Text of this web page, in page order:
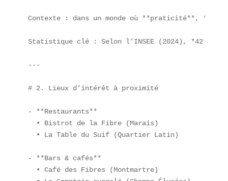
Contexte : dans un monde où **praticité**,
Statistique clé : Selon l’INSEE (2024), *42 % des
---
# 2. Lieux d’intérêt à proximité
- **Restaurants**
  • Bistrot de la Fibre (Marais)
  • La Table du Suif (Quartier Latin)
- **Bars & cafés**
  • Café des Fibres (Montmartre)